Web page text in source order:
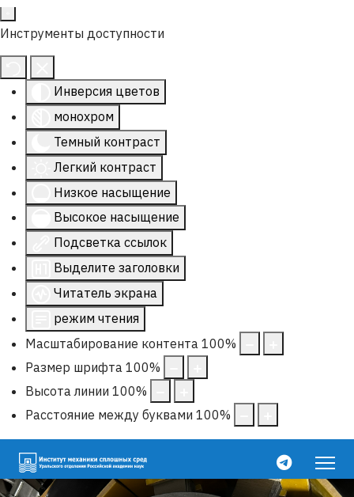
Инструменты доступности
Инверсия цветов
монохром
Темный контраст
Легкий контраст
Низкое насыщение
Высокое насыщение
Подсветка ссылок
Выделите заголовки
Читатель экрана
режим чтения
Масштабирование контента 100%
Размер шрифта 100%
Высота линии 100%
Расстояние между буквами 100%